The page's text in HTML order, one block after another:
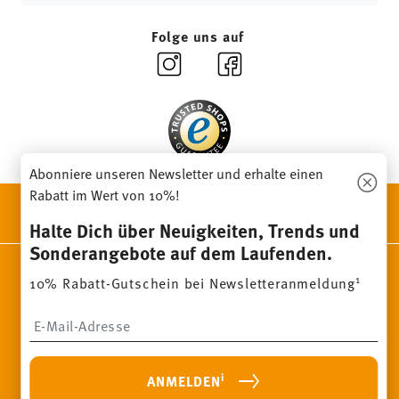
Folge uns auf
ENTDECKE UNSERE MARKEN
Design & Funktionalität für Dein Zuhause
Cookie-Einwilligung ändern
* Alle Preise inkl. MwSt. und
Sie können den Code bei Ihrem nächsten Einkauf direkt im
Gutscheinen/ Rabattaktionen ist nicht möglich. Der Gutschein ist
nicht im Nachhinein verrechenbar. Keine Barauszahlung, Restbetrag
verfällt.
Abonniere unseren Newsletter und erhalte einen
Rabatt im Wert von 10%!
Halte Dich über Neuigkeiten, Trends und
Sonderangebote auf dem Laufenden.
10% Rabatt-Gutschein bei Newsletteranmeldung1
ANMELDENi